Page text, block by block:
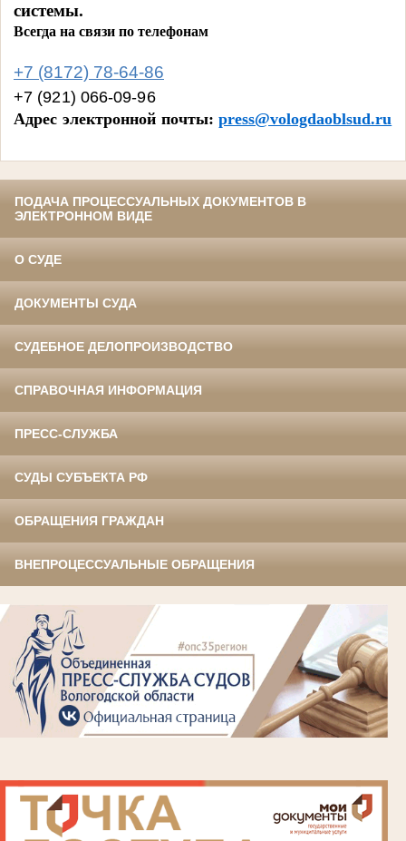
системы.
Всегда на связи по телефонам
+7 (8172) 78-64-86
+7 (921) 066-09-96
Адрес электронной почты:press@vologdaoblsud.ru
ПОДАЧА ПРОЦЕССУАЛЬНЫХ ДОКУМЕНТОВ В
ЭЛЕКТРОННОМ ВИДЕ
О СУДЕ
ДОКУМЕНТЫ СУДА
СУДЕБНОЕ ДЕЛОПРОИЗВОДСТВО
СПРАВОЧНАЯ ИНФОРМАЦИЯ
ПРЕСС-СЛУЖБА
СУДЫ СУБЪЕКТА РФ
ОБРАЩЕНИЯ ГРАЖДАН
ВНЕПРОЦЕССУАЛЬНЫЕ ОБРАЩЕНИЯ